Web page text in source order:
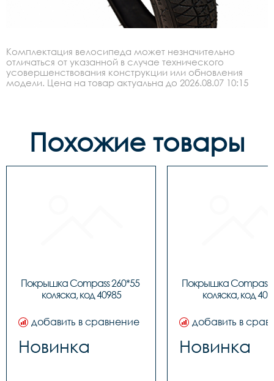
Комплектация велосипеда может незначительно
отличаться от указанной в случае технического
усовершенствования конструкции или обновления
модели. Цена на товар актуальна до 2026.08.07 10:15
Похожие товары
Покрышка Compass 260*55
коляска, код 40985
добавить в сравнение
Новинка
Покрышка Compass
коляска, код
добавить в
Новинка